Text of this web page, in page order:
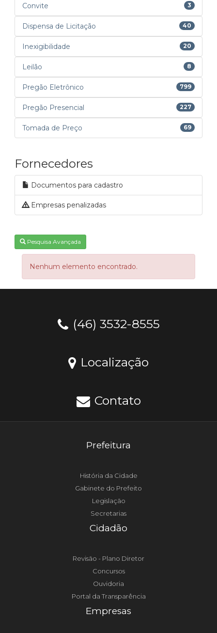
Convite 3
Dispensa de Licitação 40
Inexigibilidade 20
Leilão 8
Pregão Eletrônico 799
Pregão Presencial 227
Tomada de Preço 69
Fornecedores
Documentos para cadastro
Empresas penalizadas
Pesquisa Avançada
Nenhum elemento encontrado.
(46) 3532-8555
Localização
Contato
Prefeitura
História da Cidade
Gabinete do Prefeito
Legislação
Secretarias
Cidadão
Revisão - Plano Diretor
Concursos
Ouvidoria
Portal da Transparência
Empresas